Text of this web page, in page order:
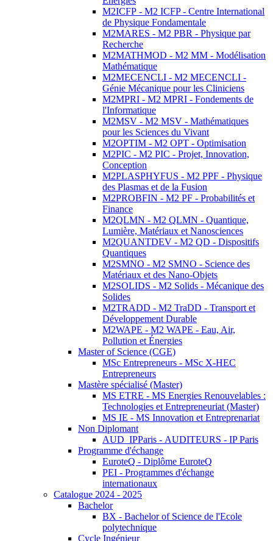
M2ICFP - M2 ICFP - Centre International
de Physique Fondamentale
M2MARES - M2 PBR - Physique par
Recherche
M2MATHMOD - M2 MM - Modélisation
Mathématique
M2MECENCLI - M2 MECENCLI -
Génie Mécanique pour les Cliniciens
M2MPRI - M2 MPRI - Fondements de
l'Informatique
M2MSV - M2 MSV - Mathématiques
pour les Sciences du Vivant
M2OPTIM - M2 OPT - Optimisation
M2PIC - M2 PIC - Projet, Innovation,
Conception
M2PLASPHYFUS - M2 PPF - Physique
des Plasmas et de la Fusion
M2PROBFIN - M2 PF - Probabilités et
Finance
M2QLMN - M2 QLMN - Quantique,
Lumière, Matériaux et Nanosciences
M2QUANTDEV - M2 QD - Dispositifs
Quantiques
M2SMNO - M2 SMNO - Science des
Matériaux et des Nano-Objets
M2SOLIDS - M2 Solids - Mécanique des
Solides
M2TRADD - M2 TraDD - Transport et
Développement Durable
M2WAPE - M2 WAPE - Eau, Air,
Pollution et Énergies
Master of Science (CGE)
MSc Entrepreneurs - MSc X-HEC
Entrepreneurs
Mastère spécialisé (Master)
MS ETRE - MS Energies Renouvelables :
Technologies et Entrepreneuriat (Master)
MS IE - MS Innovation et Entreprenariat
Non Diplomant
AUD_IPParis - AUDITEURS - IP Paris
Programme d'échange
EuroteQ - Diplôme EuroteQ
PEI - Programmes d'échange
internationaux
Catalogue 2024 - 2025
Bachelor
BX - Bachelor of Science de l'Ecole
polytechnique
Cycle Ingénieur